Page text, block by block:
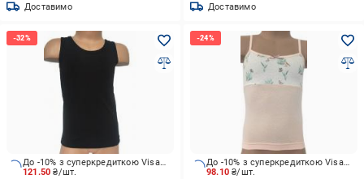
Доставимо Доставимо
121.50₴/шт.
До -10% з суперкредиткою Visa Вигода
98.10₴/шт.
До -10% з суперкредиткою Visa Вигода